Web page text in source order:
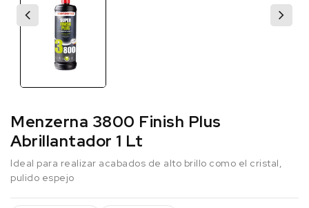
Menzerna 3800 Finish Plus
Abrillantador 1 Lt
Ideal para realizar acabados de alto brillo como el cristal,
pulido espejo